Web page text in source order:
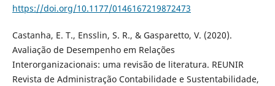
https://doi.org/10.1177/0146167219872473
Castanha, E. T., Ensslin, S. R., & Gasparetto, V. (2020).
Avaliação de Desempenho em Relações
Interorganizacionais: uma revisão de literatura. REUNIR
Revista de Administração Contabilidade e Sustentabilidade,